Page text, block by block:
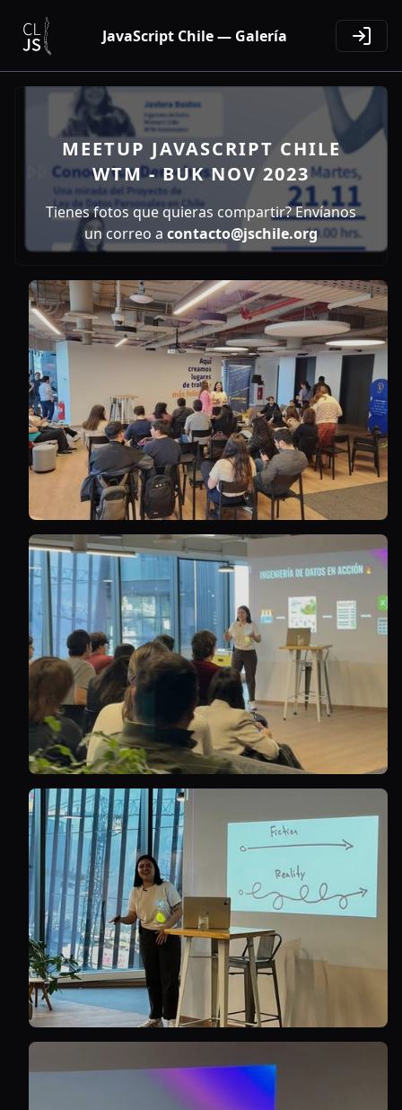
JavaScript Chile — Galería
MEETUP JAVASCRIPT CHILE
WTM - BUK NOV 2023
Tienes fotos que quieras compartir? Envíanos
un correo a contacto@jschile.org